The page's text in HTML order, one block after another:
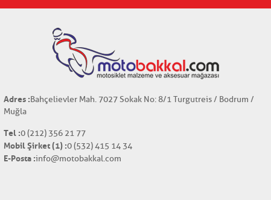
Adres :Bahçelievler Mah. 7027 Sokak No: 8/1 Turgutreis / Bodrum /
Muğla
Tel :0 (212) 356 21 77
Mobil Şirket (1) :0 (532) 415 14 34
E-Posta :info@motobakkal.com